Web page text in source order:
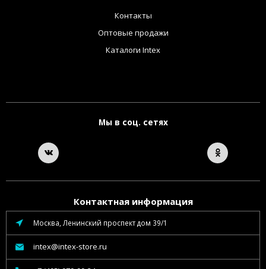
Контакты
Оптовые продажи
Каталоги Intex
Мы в соц. сетях
Контактная информация
Москва, Ленинский проспект дом 39/1
intex@intex-store.ru